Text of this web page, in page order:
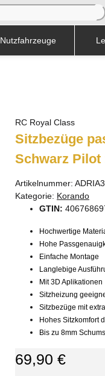
Nutzfahrzeuge
RC Royal Class
Sitzbezüge
Schwarz Pilot
Artikelnummer:
Kategorie: Korando
GTIN:
Hochwertige
Hohe
Einfache Montage
Langlebige
Mit 3D Aplikationen
Sitzheizung
Sitzbezüge mit
Hohes Sitzkomfort
Bis zu 8mm
69,90 €